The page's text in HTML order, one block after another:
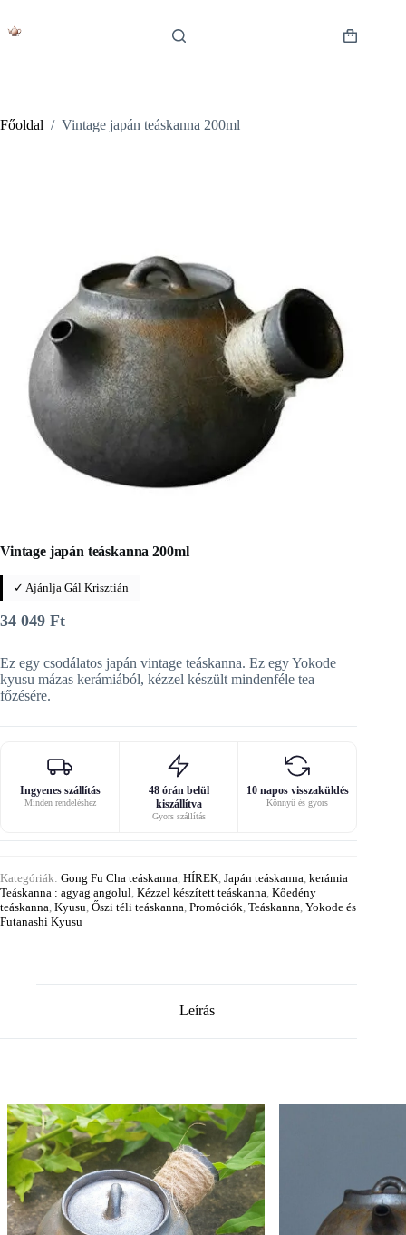
content
Shopping
Főoldal / Vintage japán teáskanna 200ml
Vintage japán teáskanna 200ml
✓ Ajánlja Gál Krisztián
34 049 Ft
Ez egy csodálatos japán vintage teáskanna. Ez egy Yokode
kyusu mázas kerámiából, kézzel készült mindenféle tea
főzésére.
Ingyenes szállítás
Minden rendeléshez
48 órán belül
kiszállítva
Gyors szállítás
10 napos visszaküldés
Könnyű és gyors
Kategóriák: Gong Fu Cha teáskanna HÍREK Japán teáskanna kerámia
Teáskanna : agyag angolul Kézzel készített teáskanna Kőedény
teáskanna Kyusu Őszi téli teáskanna Promóciók Teáskanna Yokode és
Futanashi Kyusu
Leírás